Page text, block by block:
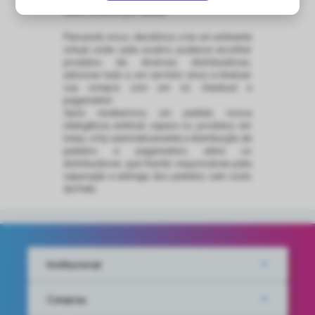
outra, e assim por diante.
Pensando nisso, decidimos criar um ambiente
sua compra com um só checkout e
pagamento!
Após recebermos um pedido, nossa
inteligência artificial separa os produtos em
pedidos e pagamentos entre os
distribuidores, que ficarão responsáveis pela
separação e entrega dos pedidos sem custo
Institucional
Compras